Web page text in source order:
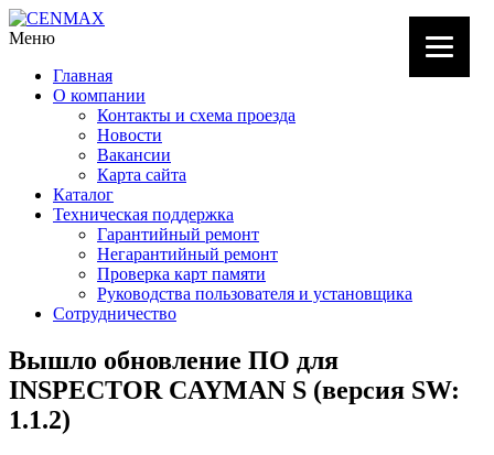
Меню
Главная
О компании
Контакты и схема проезда
Новости
Вакансии
Карта сайта
Каталог
Техническая поддержка
Гарантийный ремонт
Негарантийный ремонт
Проверка карт памяти
Руководства пользователя и установщика
Сотрудничество
Вышло обновление ПО для
INSPECTOR CAYMAN S (версия SW:
1.1.2)